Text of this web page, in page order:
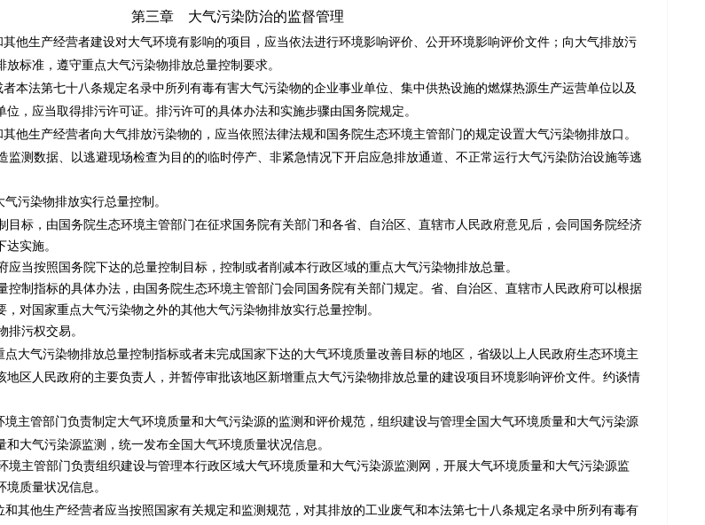
第三章 大气污染防治的监督管理
他生产经营者建设对大气环境有影响的项目，应当依法进行环境影响评价、公开环境影响评价文件；向大气排放污
标准，遵守重点大气污染物排放总量控制要求。
本法第七十八条规定名录中所列有毒有害大气污染物的企业事业单位、集中供热设施的燃煤热源生产运营单位以及
，应当取得排污许可证。排污许可的具体办法和实施步骤由国务院规定。
他生产经营者向大气排放污染物的，应当依照法律法规和国务院生态环境主管部门的规定设置大气污染物排放口。
测数据、以逃避现场检查为目的的临时停产、非紧急情况下开启应急排放通道、不正常运行大气污染防治设施等逃
污染物排放实行总量控制。
标，由国务院生态环境主管部门在征求国务院有关部门和各省、自治区、直辖市人民政府意见后，会同国务院经济
实施。
当按照国务院下达的总量控制目标，控制或者削减本行政区域的重点大气污染物排放总量。
制指标的具体办法，由国务院生态环境主管部门会同国务院有关部门规定。省、自治区、直辖市人民政府可以根据
对国家重点大气污染物之外的其他大气污染物排放实行总量控制。
污权交易。
大气污染物排放总量控制指标或者未完成国家下达的大气环境质量改善目标的地区，省级以上人民政府生态环境主
地区人民政府的主要负责人，并暂停审批该地区新增重点大气污染物排放总量的建设项目环境影响评价文件。约谈情
主管部门负责制定大气环境质量和大气污染源的监测和评价规范，组织建设与管理全国大气环境质量和大气污染源
大气污染源监测，统一发布全国大气环境质量状况信息。
主管部门负责组织建设与管理本行政区域大气环境质量和大气污染源监测网，开展大气环境质量和大气污染源监
质量状况信息。
其他生产经营者应当按照国家有关规定和监测规范，对其排放的工业废气和本法第七十八条规定名录中所列有毒有